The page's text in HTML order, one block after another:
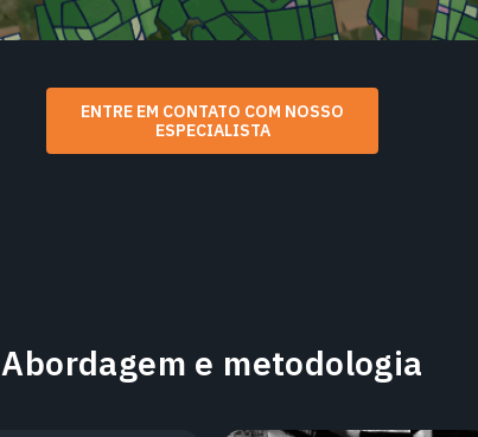
ENTRE EM CONTATO COM NOSSO
ESPECIALISTA
Abordagem e metodologia